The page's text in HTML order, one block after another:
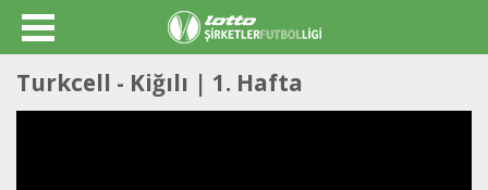
Turkcell - Kiğılı | 1. Hafta